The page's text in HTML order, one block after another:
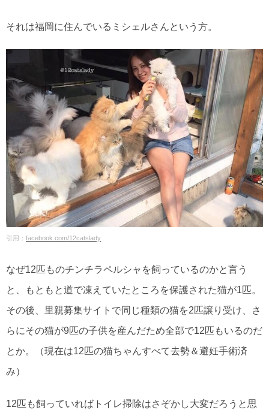
それは福岡に住んでいるミシェルさんという方。
引用： facebook.com/12catslady
なぜ12匹ものチンチラペルシャを飼っているのかと言う
と、もともと道で凍えていたところを保護された猫が1匹。
その後、里親募集サイトで同じ種類の猫を2匹譲り受け、さ
らにその猫が9匹の子供を産んだため全部で12匹もいるのだ
とか。（現在は12匹の猫ちゃんすべて去勢＆避妊手術済
み）
12匹も飼っていればトイレ掃除はさぞかし大変だろうと思